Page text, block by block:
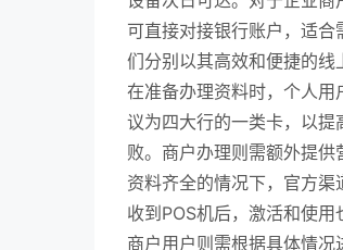
可直接对接银行账户，适
们分别以其高效和便捷的线
在准备办理资料时，个人
议为四大行的一类卡，以
败。商户办理则需额外提供
资料齐全的情况下，官方渠
收到POS机后，激活和使
商户用户则需根据具体情况